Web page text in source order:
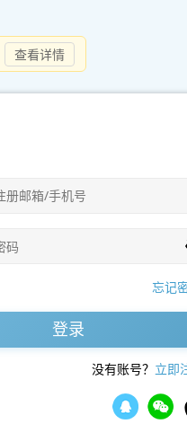
查看详情
忘记
登录
没有账号？ 立即